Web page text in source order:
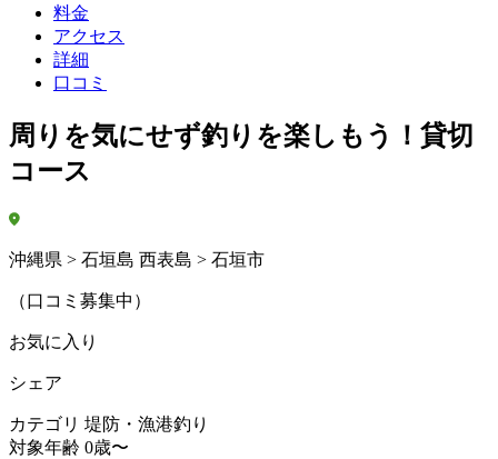
料金
アクセス
詳細
口コミ
周りを気にせず釣りを楽しもう！貸切
コース
沖縄県 > 石垣島 西表島 > 石垣市
（口コミ募集中）
お気に入り
シェア
カテゴリ 堤防・漁港釣り
対象年齢 0歳〜